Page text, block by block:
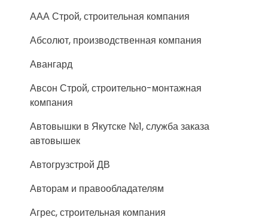
ААА Строй, строительная компания
Абсолют, производственная компания
Авангард
Авсон Строй, строительно-монтажная
компания
Автовышки в Якутске №1, служба заказа
автовышек
Автогрузстрой ДВ
Авторам и правообладателям
Агрес, строительная компания